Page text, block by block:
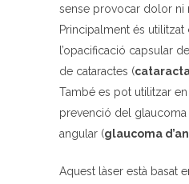
sense provocar dolor ni
Principalment és
l’opacificació capsular
de cataractes (
També es pot utilitzar
prevenció del glaucoma
angular (glaucoma
Aquest làser està basat